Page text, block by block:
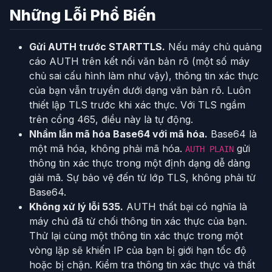
Những Lỗi Phổ Biến
Gửi AUTH trước STARTTLS. Nếu máy chủ quảng
cáo AUTH trên kết nối văn bản rõ (một số máy
chủ sai cấu hình làm như vậy), thông tin xác thực
của bạn vẫn truyền dưới dạng văn bản rõ. Luôn
thiết lập TLS trước khi xác thực. Với TLS ngầm
trên cổng 465, điều này là tự động.
Nhầm lẫn mã hóa Base64 với mã hóa. Base64 là
một mã hóa, không phải mã hóa. AUTH PLAIN gửi
thông tin xác thực trong một định dạng dễ dàng
giải mã. Sự bảo vệ đến từ lớp TLS, không phải từ
Base64.
Không xử lý lỗi 535. AUTH thất bại có nghĩa là
máy chủ đã từ chối thông tin xác thực của bạn.
Thử lại cùng một thông tin xác thực trong một
vòng lặp sẽ khiến IP của bạn bị giới hạn tốc độ
hoặc bị chặn. Kiểm tra thông tin xác thực và thất